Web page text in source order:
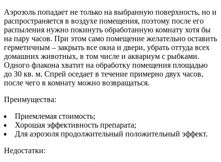
Аэрозоль попадает не только на выбранную поверхность, но и
распространяется в воздухе помещения, поэтому после его
распыления нужно покинуть обработанную комнату хотя бы
на пару часов. При этом само помещение желательно оставить
герметичным – закрыть все окна и двери, убрать оттуда всех
домашних животных, в том числе и аквариум с рыбками.
Одного флакона хватит на обработку помещения площадью
до 30 кв. м. Спрей оседает в течение примерно двух часов,
после чего в комнату можно возвращаться.
Преимущества:
Приемлемая стоимость;
Хорошая эффективность препарата;
Для аэрозоля продолжительный положительный эффект.
Недостатки: